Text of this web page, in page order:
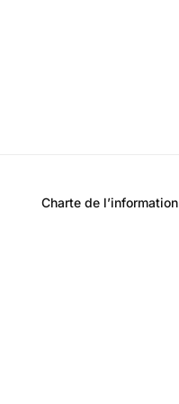
Charte de l’information